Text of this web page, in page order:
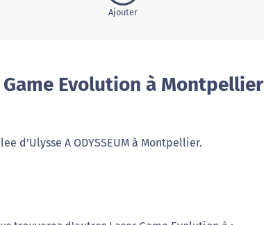
Ajouter
Evolution à Montpellier
d'Ulysse A ODYSSEUM à Montpellier.